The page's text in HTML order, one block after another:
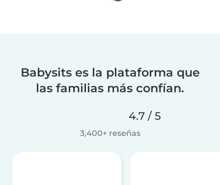
Babysits es la plataforma que
las familias más confían.
4.7 / 5
3,400+ reseñas